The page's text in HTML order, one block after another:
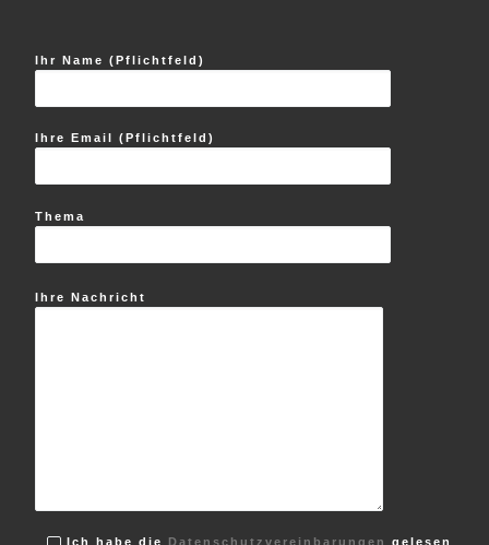
Ihr Name (Pflichtfeld)
Ihre Email (Pflichtfeld)
Thema
Ihre Nachricht
Ich habe die Datenschutzvereinbarungen gelesen